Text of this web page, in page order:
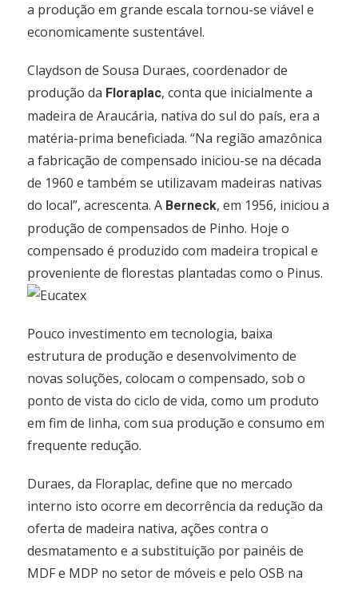
a produção em grande escala tornou-se viável e
economicamente sustentável.
Claydson de Sousa Duraes, coordenador de
produção da Floraplac, conta que inicialmente a
madeira de Araucária, nativa do sul do país, era a
matéria-prima beneficiada. “Na região amazônica
a fabricação de compensado iniciou-se na década
de 1960 e também se utilizavam madeiras nativas
do local”, acrescenta. A Berneck, em 1956, iniciou a
produção de compensados de Pinho. Hoje o
compensado é produzido com madeira tropical e
proveniente de florestas plantadas como o Pinus.
Pouco investimento em tecnologia, baixa
estrutura de produção e desenvolvimento de
novas soluções, colocam o compensado, sob o
ponto de vista do ciclo de vida, como um produto
em fim de linha, com sua produção e consumo em
frequente redução.
Duraes, da Floraplac, define que no mercado
interno isto ocorre em decorrência da redução da
oferta de madeira nativa, ações contra o
desmatamento e a substituição por painéis de
MDF e MDP no setor de móveis e pelo OSB na